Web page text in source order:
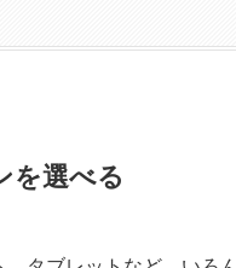
を選べる